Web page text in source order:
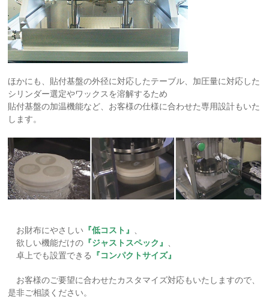
ほかにも、貼付基盤の外径に対応したテーブル、加圧量に対応した
シリンダー選定やワックスを溶解するため
貼付基盤の加温機能など、お客様の仕様に合わせた専用設計もいた
します。
お財布にやさしい 『低コスト』
欲しい機能だけの 『ジャストスペック』
卓上でも設置できる
『コンパクトサイズ』
お客様のご要望に合わせたカスタマイズ対応もいたしますので、
是非ご相談ください。